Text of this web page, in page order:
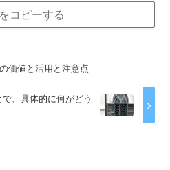
コピーする
価値と活用と注意点
、具体的に何がどう